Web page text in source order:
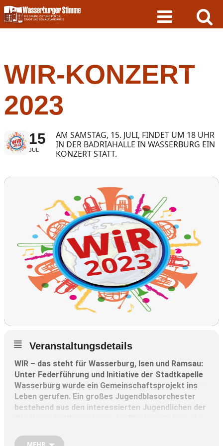
Skip
to
content
WIR-KONZERT
2023
15
JUL
AM SAMSTAG, 15. JULI, FINDET UM 18 UHR
IN DER BADRIAHALLE IN WASSERBURG EIN
KONZERT STATT.
Veranstaltungsdetails
WIR – das steht für Wasserburg, Isen und Ramsau:
Unter Federführung und Initiative der Stadtkapelle
Wasserburg wurde ein Gemeinschaftsprojekt ins
Leben gerufen. Ein großes Jugendblasorchester
bestehend aus den interessierten Jugendlichen der